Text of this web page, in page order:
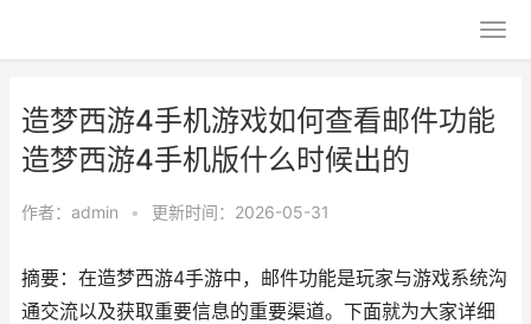
造梦西游4手机游戏如何查看邮件功能
造梦西游4手机版什么时候出的
作者： admin • 更新时间：2026-05-31
摘要：在造梦西游4手游中，邮件功能是玩家与游戏系统沟
通交流以及获取重要信息的重要渠道。下面就为大家详细